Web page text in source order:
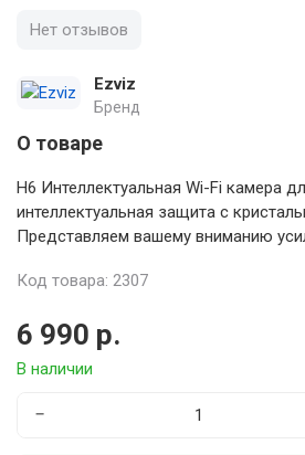
Нет отзывов
Ezviz
Бренд
О товаре
H6 Интеллектуальная Wi-Fi камера
интеллектуальная защита с
Представляем вашему вниманию
Код товара: 2307
6 990 р.
В наличии
−